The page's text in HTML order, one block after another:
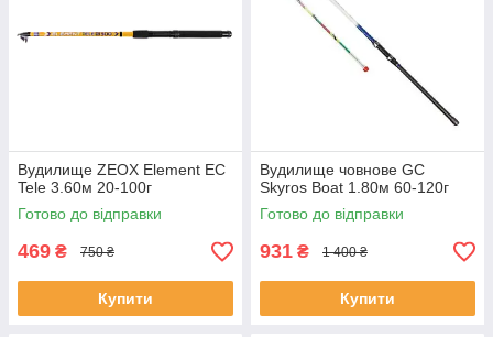
Вудилище ZEOX Element EС
Tele 3.60м 20-100г
Готово до відправки
469 ₴ 750 ₴
Купити
Вудилище човнове GC
Skyros Boat 1.80м 60-120г
Готово до відправки
931 ₴ 1 400 ₴
Купити